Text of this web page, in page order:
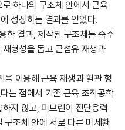
하나의 구조체 안에서 근육
성장하는 결과를 얻었다.
한 결과, 제작된 구조체는 숙주
형성을 돕고 근섬유 재생과
이용해 근육 재생과 혈관 형
는 점에서 기존 근육 조직공학
지 않고, 피브린이 전단응력
구조체 안에 서로 다른 미세환